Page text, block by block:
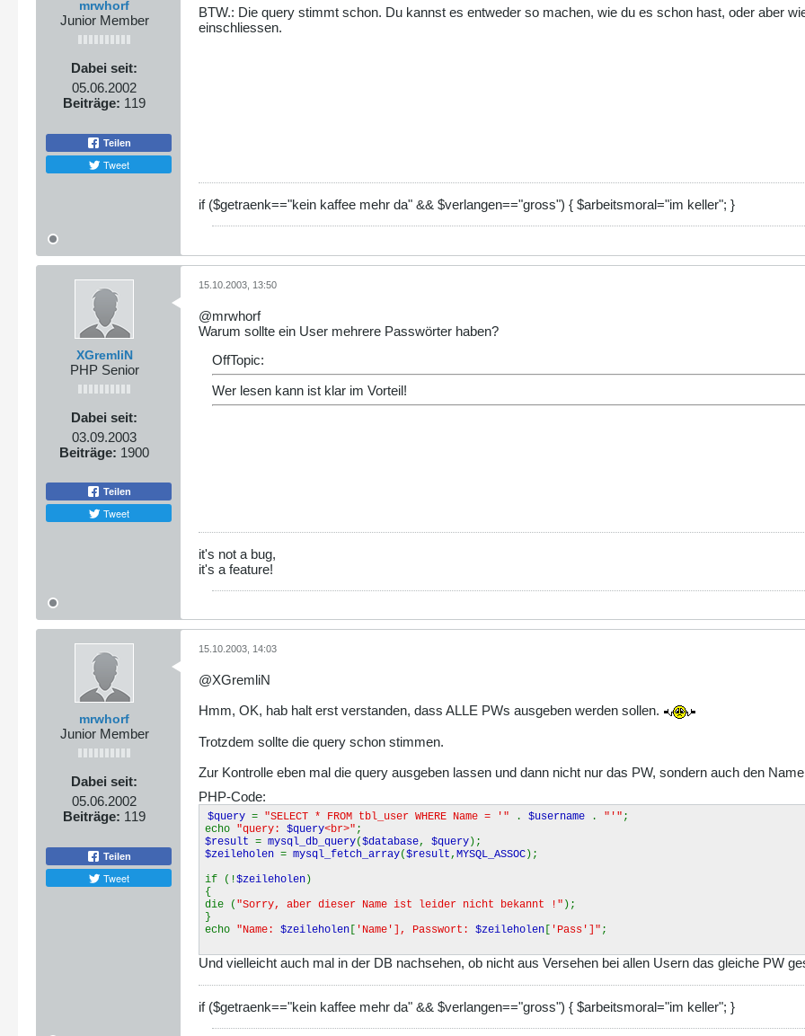
mrwhorf
Junior Member
Dabei seit:
05.06.2002
Beiträge: 119
Teilen
Tweet
BTW.: Die query stimmt schon. Du kannst es entweder so machen, wie du es schon hast, oder aber
einschliessen.
if ($getraenk=="kein kaffee mehr da" && $verlangen=="gross") { $arbeitsmoral="im keller"; }
XGremliN
PHP Senior
Dabei seit:
03.09.2003
Beiträge: 1900
Teilen
Tweet
15.10.2003, 13:50
@mrwhorf
Warum sollte ein User mehrere Passwörter haben?
OffTopic:
Wer lesen kann ist klar im Vorteil!
it's not a bug,
it's a feature!
mrwhorf
Junior Member
Dabei seit:
05.06.2002
Beiträge: 119
Teilen
Tweet
15.10.2003, 14:03
@XGremliN
Hmm, OK, hab halt erst verstanden, dass ALLE PWs ausgeben werden sollen.
Trotzdem sollte die query schon stimmen.
Zur Kontrolle eben mal die query ausgeben lassen und dann nicht nur das PW, sondern auch den
PHP-Code:
$query = "SELECT * FROM tbl_user WHERE Name = '" . $username . "'" ;
echo "query: $query<br>" ;
$result = mysql_db_query($database, $query);
$zeileholen = mysql_fetch_array($result , MYSQL_ASSOC);
if (!$zeileholen)
{
die ( "Sorry, aber dieser Name ist leider nicht bekannt !" );
}
echo "Name: $zeileholen [ 'Name'], Passwort: $zeileholen [ 'Pass']" ;
Und vielleicht auch mal in der DB nachsehen, ob nicht aus Versehen bei allen Usern das gleiche PW
if ($getraenk=="kein kaffee mehr da" && $verlangen=="gross") { $arbeitsmoral="im keller"; }